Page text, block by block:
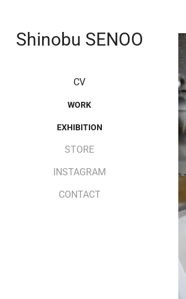
Shinobu SENOO
CV
WORK
EXHIBITION
STORE
INSTAGRAM
CONTACT